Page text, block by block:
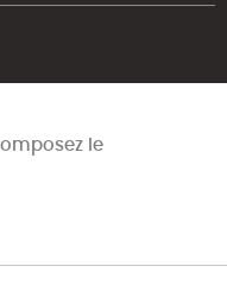
le